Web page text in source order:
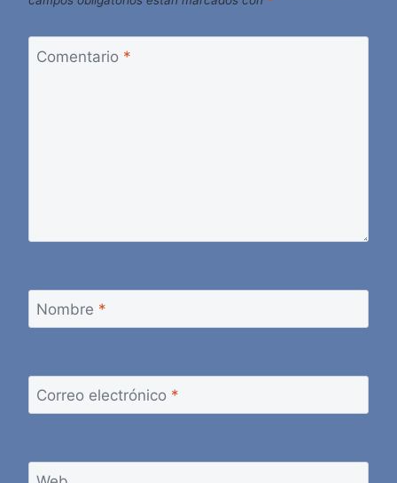
Comentario *
Nombre *
Correo electrónico *